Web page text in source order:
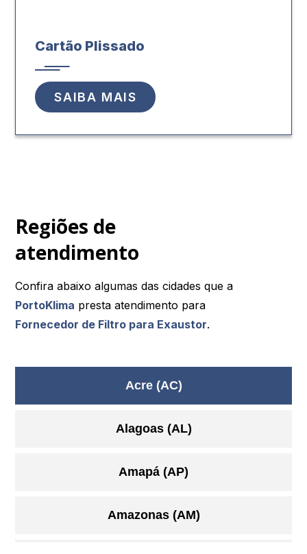
Cartão Plissado
SAIBA MAIS
Regiões de
atendimento
Confira abaixo algumas das cidades que a
PortoKlima presta atendimento para
Fornecedor de Filtro para Exaustor.
Acre (AC)
Alagoas (AL)
Amapá (AP)
Amazonas (AM)